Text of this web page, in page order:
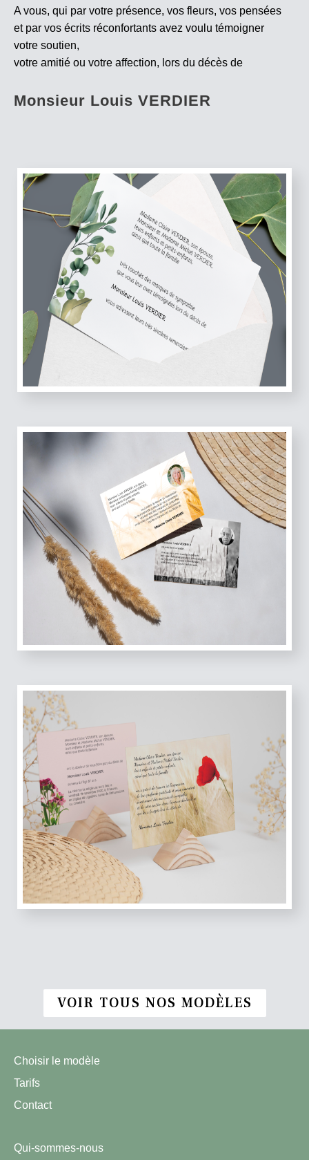
A vous, qui par votre présence, vos fleurs, vos pensées
et par vos écrits réconfortants avez voulu témoigner
votre soutien,
votre amitié ou votre affection, lors du décès de
Monsieur Louis VERDIER
VOIR TOUS NOS MODÈLES
Choisir le modèle
Tarifs
Contact
Qui-sommes-nous